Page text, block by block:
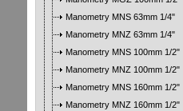
Manometry MNS 63mm 1/4"
Manometry MNZ 63mm 1/4"
Manometry MNS 100mm 1/2"
Manometry MNZ 100mm 1/2"
Manometry MNS 160mm 1/2"
Manometry MNZ 160mm 1/2"